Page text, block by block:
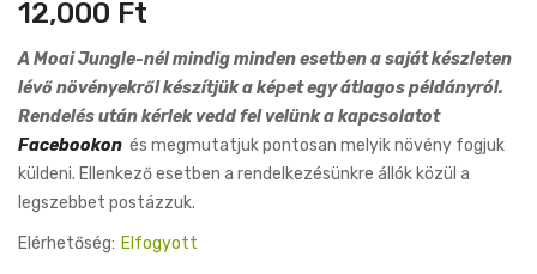
12,000 Ft
A Moai Jungle-nél mindig minden esetben a saját készleten
lévő növényekről készítjük a képet egy átlagos példányról.
Rendelés után kérlek vedd fel velünk a kapcsolatot
Facebookon és megmutatjuk pontosan melyik növény fogjuk
küldeni. Ellenkező esetben a rendelkezésünkre állók közül a
legszebbet postázzuk.
Elérhetőség: Elfogyott